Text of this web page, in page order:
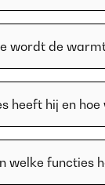
wordt de
heeft hij en
welke functies